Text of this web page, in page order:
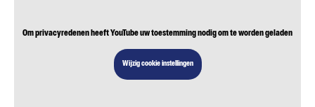
Om privacyredenen heeft YouTube uw toestemming nodig om te worden geladen
Wijzig cookie instellingen